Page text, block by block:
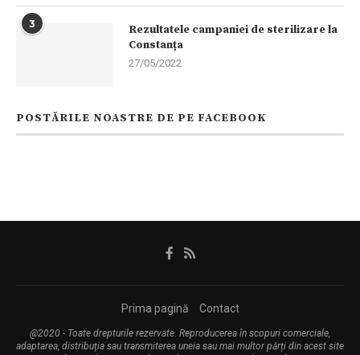
3
Rezultatele campaniei de sterilizare la
Constanța
27/05/2022
POSTĂRILE NOASTRE DE PE FACEBOOK
Prima pagină Contact
@2020 - Toate drepturile rezervate. Reproducerea în scopuri comerciale,
adaptarea, distribuția sau transmiterea uneia sau mai multor părți din acest site